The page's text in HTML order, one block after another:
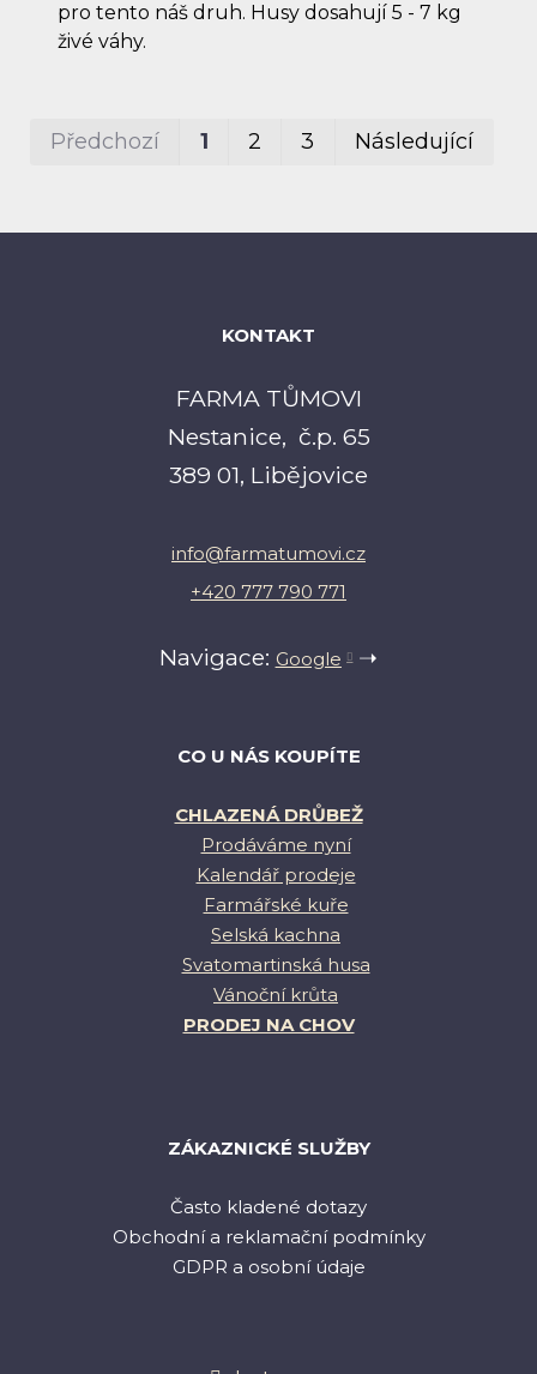
pro tento náš druh. Husy dosahují 5 - 7 kg
živé váhy.
Předchozí 1 2 3 Následující
KONTAKT
FARMA TŮMOVI
Nestanice, č.p. 65
389 01, Libějovice
info@farmatumovi.cz
+420 777 790 771
Navigace: Google ➝
CO U NÁS KOUPÍTE
CHLAZENÁ DRŮBEŽ
Prodáváme nyní
Kalendář prodeje
Farmářské kuře
Selská kachna
Svatomartinská husa
Vánoční krůta
PRODEJ NA CHOV
ZÁKAZNICKÉ SLUŽBY
Často kladené dotazy
Obchodní a reklamační podmínky
GDPR a osobní údaje